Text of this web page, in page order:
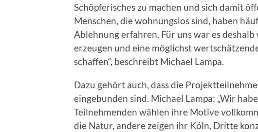
Schöpferisches zu machen und sich damit
Menschen, die wohnungslos sind, haben
Ablehnung erfahren. Für uns war es
erzeugen und eine möglichst
schaffen“, beschreibt Michael Lampa.
Dazu gehört auch, dass die
eingebunden sind. Michael Lampa: „Wir
Teilnehmenden wählen ihre Motive
die Natur, andere zeigen ihr Köln, Dritte